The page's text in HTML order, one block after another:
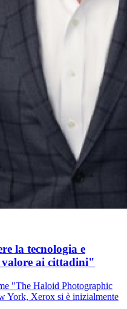
la tecnologia e
valore ai cittadini"
"The Haloid Photographic
York, Xerox si è inizialmente